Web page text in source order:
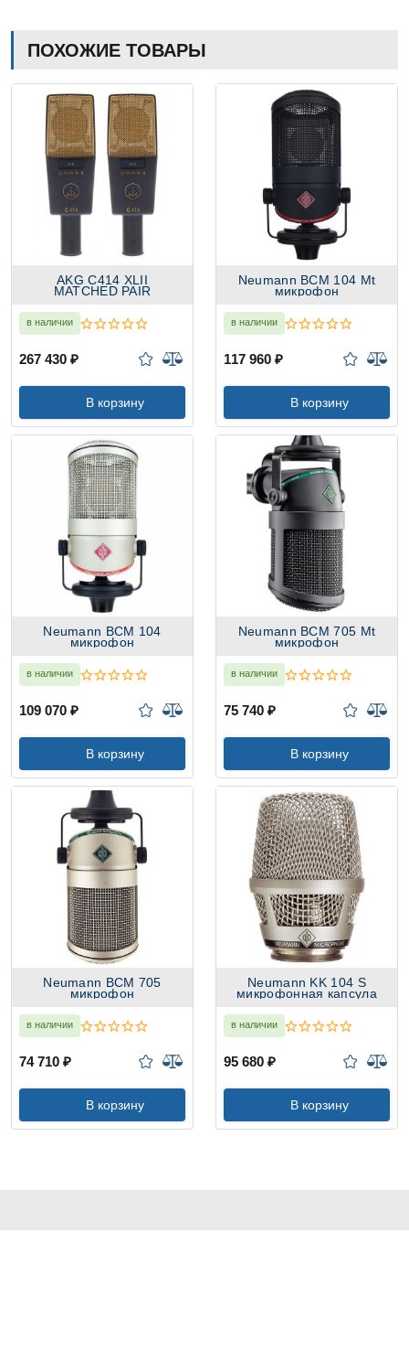
ПОХОЖИЕ ТОВАРЫ
AKG C414 XLII
MATCHED PAIR
в наличии
267 430 ₽
В корзину
Neumann BCM 104 Mt
микрофон
в наличии
117 960 ₽
В корзину
Neumann BCM 104
микрофон
в наличии
109 070 ₽
В корзину
Neumann BCM 705 Mt
микрофон
в наличии
75 740 ₽
В корзину
Neumann BCM 705
микрофон
в наличии
74 710 ₽
В корзину
Neumann KK 104 S
микрофонная капсула
в наличии
95 680 ₽
В корзину